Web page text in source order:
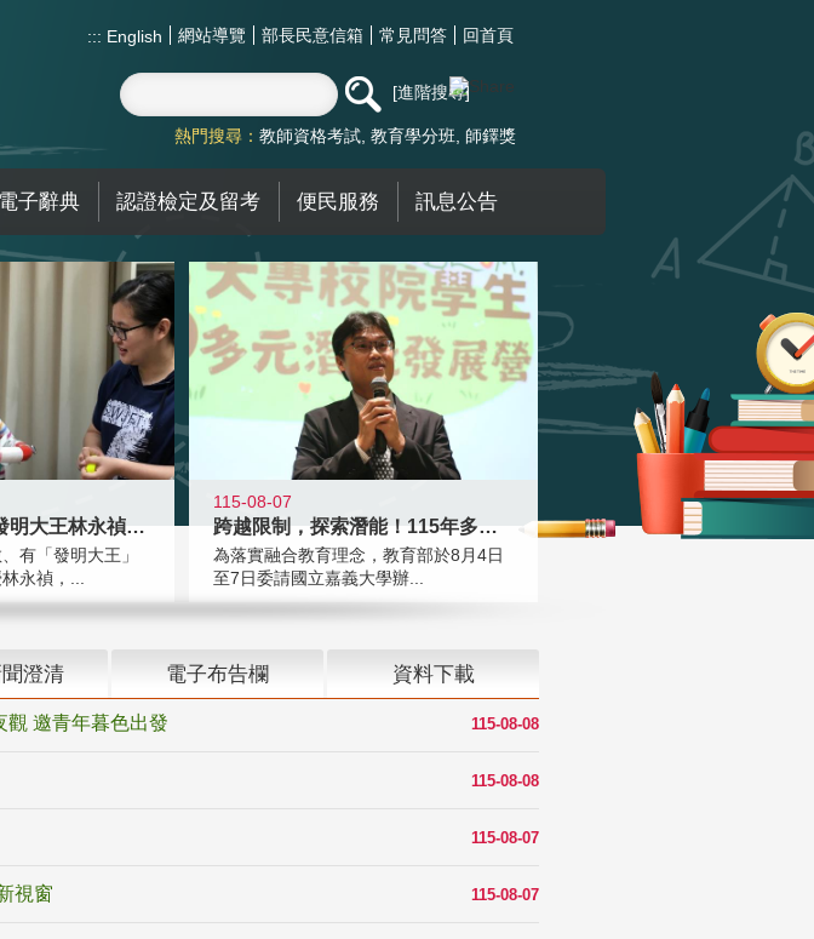
::: English 網站導覽 部長民意信箱 常見問答 回首頁
進階搜尋
熱門搜尋： 教師資格考試 教育學分班 師鐸獎
電子辭典 認證檢定及留考 便民服務 訊息公告
教育家人物典範 發明大王林永禎教授
有「發明大王」
永禎，...
115-08-07
跨越限制，探索潛能！115年多元潛
為落實融合教育理念，教育部於8月4日
至7日委請國立嘉義大學辦...
澄清 電子布告欄 資料下載
115-08-08
觀 邀青年暮色出發
115-08-08
115-08-07
115-08-07